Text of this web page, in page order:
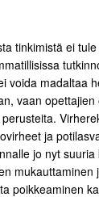
tinkimistä ei
voida madaltaa
vaan opettajien
ja
jo nyt suuria
mukauttaminen
poikkeaminen